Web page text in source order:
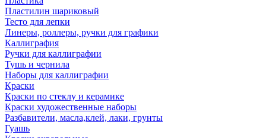
Пластилин шариковый
Тесто для лепки
Линеры, роллеры, ручки для графики
Каллиграфия
Ручки для каллиграфии
Тушь и чернила
Наборы для каллиграфии
Краски
Краски по стеклу и керамике
Краски художественные наборы
Разбавители, масла,клей, лаки, грунты
Гуашь